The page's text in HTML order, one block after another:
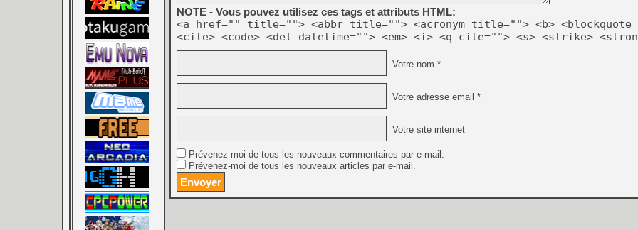
[LS] [PS5] Premiers
NOTE - Vous pouvez utilisez ces tags et attributs HTML:
<a href="" title=""> <abbr title=""> <acronym title=""> <b> <blockquote
<cite> <code> <del datetime=""> <em> <i> <q cite=""> <s> <strike>
Votre nom *
Votre adresse email *
Votre site internet
Prévenez-moi de tous les nouveaux commentaires par e-mail.
Prévenez-moi de tous les nouveaux articles par e-mail.